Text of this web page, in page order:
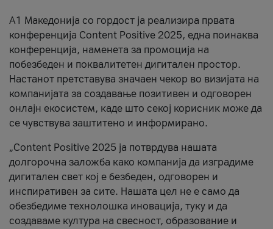
А1 Македонија со гордост ја реализира првата
конференција Content Positive 2025, една поинаква
конференција, наменета за промоција на
побезбеден и поквалитетен дигитален простор.
Настанот претставува значаен чекор во визијата на
компанијата за создавање позитивен и одговорен
онлајн екосистем, каде што секој корисник може да
се чувствува заштитено и информирано.
„Content Positive 2025 ја потврдува нашата
долгорочна заложба како компанија да изградиме
дигитален свет кој е безбеден, одговорен и
инспиративен за сите. Нашата цел не е само да
обезбедиме технолошка иновација, туку и да
создаваме култура на свесност, образование и